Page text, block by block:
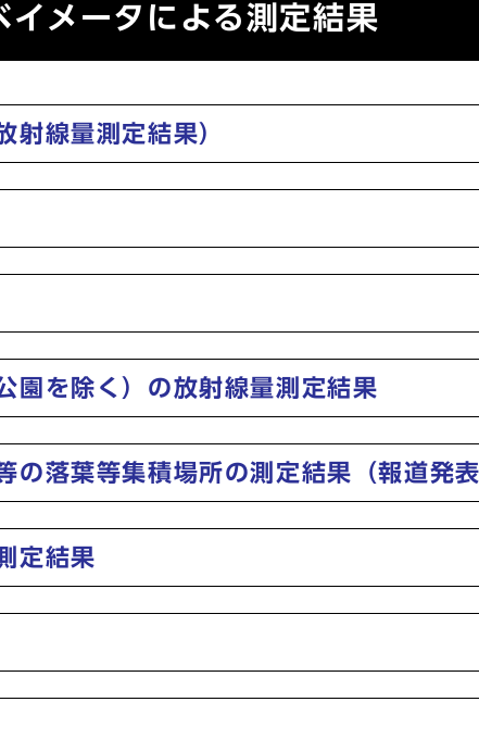
イメータによる測定結果
射線量測定結果）
園を除く）の放射線量測定結果
落葉等集積場所の測定結果（報道発表
定結果